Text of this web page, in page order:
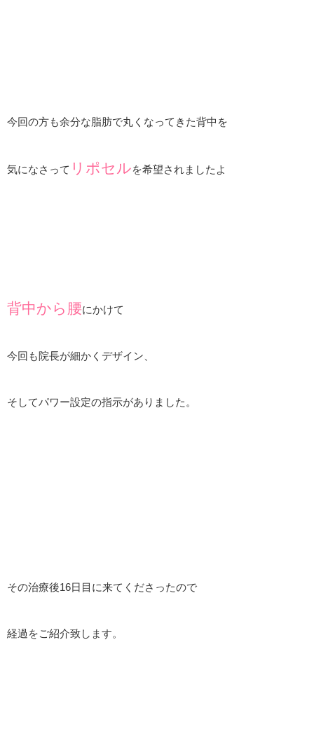
今回の方も余分な脂肪で丸くなってきた背中を
気になさって リポセルを希望されましたよ
背中から腰にかけて
今回も院長が細かくデザイン、
そしてパワー設定の指示がありました。
その治療後16日目に来てくださったので
経過をご紹介致します。